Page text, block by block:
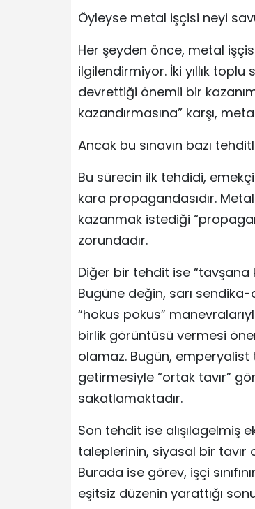
Öyleyse metal işçisi neyi
Her şeyden önce, metal
ilgilendirmiyor. İki yıllık
devrettiği önemli bir
kazandırmasına” karşı,
Ancak bu sınavın bazı
Bu sürecin ilk tehdidi,
kara propagandasıdır.
kazanmak istediği
zorundadır.
Diğer bir tehdit ise
Bugüne değin, sarı
“hokus pokus”
birlik görüntüsü vermesi
olamaz. Bugün,
getirmesiyle “ortak tavır”
sakatlamaktadır.
Son tehdit ise alışılagelmiş
taleplerinin, siyasal bir tavır
Burada ise görev, işçi
eşitsiz düzenin yarattığı